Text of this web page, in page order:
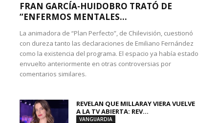
FRAN GARCÍA-HUIDOBRO TRATÓ DE
“ENFERMOS MENTALES...
La animadora de “Plan Perfecto”, de Chilevisión, cuestionó
con dureza tanto las declaraciones de Emiliano Fernández
como la existencia del programa. El espacio ya había estado
envuelto anteriormente en otras controversias por
comentarios similares.
REVELAN QUE MILLARAY VIERA VUELVE
A LA TV ABIERTA: REV...
VANGUARDIA